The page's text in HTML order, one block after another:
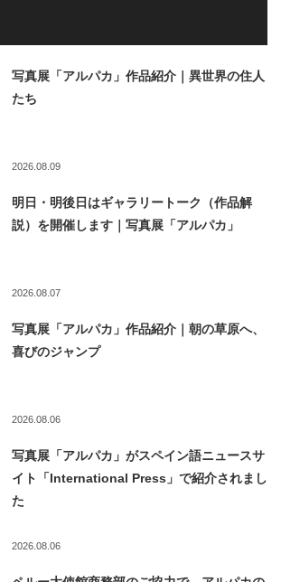
写真展「アルパカ」作品紹介｜異世界の住人
たち
2026.08.09
明日・明後日はギャラリートーク（作品解
説）を開催します｜写真展「アルパカ」
2026.08.07
写真展「アルパカ」作品紹介｜朝の草原へ、
喜びのジャンプ
2026.08.06
写真展「アルパカ」がスペイン語ニュースサ
イト「International Press」で紹介されまし
た
2026.08.06